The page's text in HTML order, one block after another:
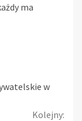
ma
w
Kolejny: